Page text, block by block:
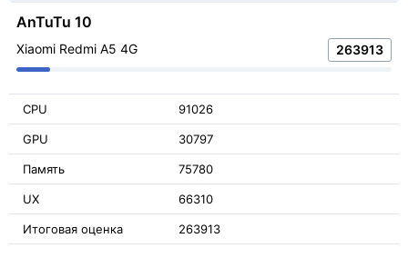
AnTuTu 10
Xiaomi Redmi A5 4G 263913
CPU 91026
GPU 30797
Память 75780
UX 66310
Итоговая оценка 263913